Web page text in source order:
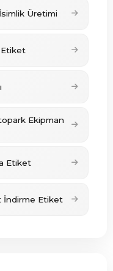
Üretimi
Ekipman
Etiket
İndirme Etiket